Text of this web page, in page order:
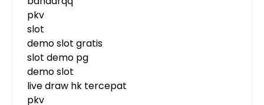
pkv
slot
demo slot gratis
slot demo pg
demo slot
live draw hk tercepat
pkv